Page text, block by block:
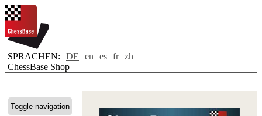
SPRACHEN: DE en es fr zh
ChessBase Shop
Toggle navigation